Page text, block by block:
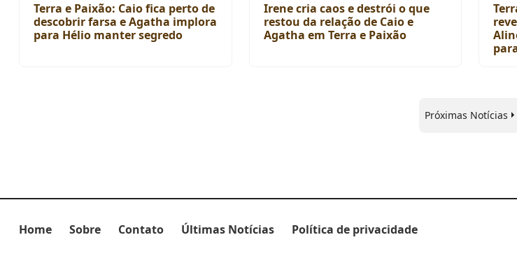
Terra e Paixão: Caio fica perto de
descobrir farsa e Agatha implora
para Hélio manter segredo
Irene cria caos e destrói o que
restou da relação de Caio e
Agatha em Terra e Paixão
Próximas Notícias
Home Sobre Contato Últimas Notícias Política de privacidade